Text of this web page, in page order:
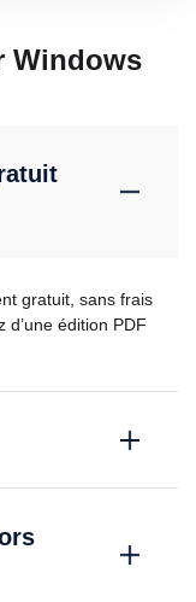
Windows
gratuit, sans frais
édition PDF